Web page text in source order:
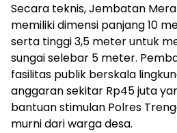
​Secara teknis, Jembatan
memiliki dimensi panjang 10
serta tinggi 3,5 meter untuk
sungai selebar 5 meter.
fasilitas publik berskala
anggaran sekitar Rp45 juta
bantuan stimulan Polres
murni dari warga desa.